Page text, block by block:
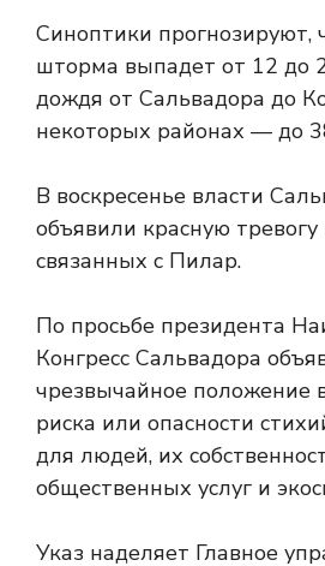
Синоптики прогнозируют,
шторма выпадет от 12 до
дождя от Сальвадора до
некоторых районах — до
В воскресенье власти
объявили красную
связанных с Пилар.
По просьбе президента
Конгресс Сальвадора
чрезвычайное положение
риска или опасности
для людей, их
общественных услуг и
Указ наделяет Главное